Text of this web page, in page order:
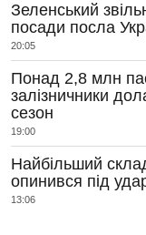
Зеленський
посади посла
20:05
Понад 2,8 млн
залізничники
сезон
19:00
Найбільший
опинився під
13:06